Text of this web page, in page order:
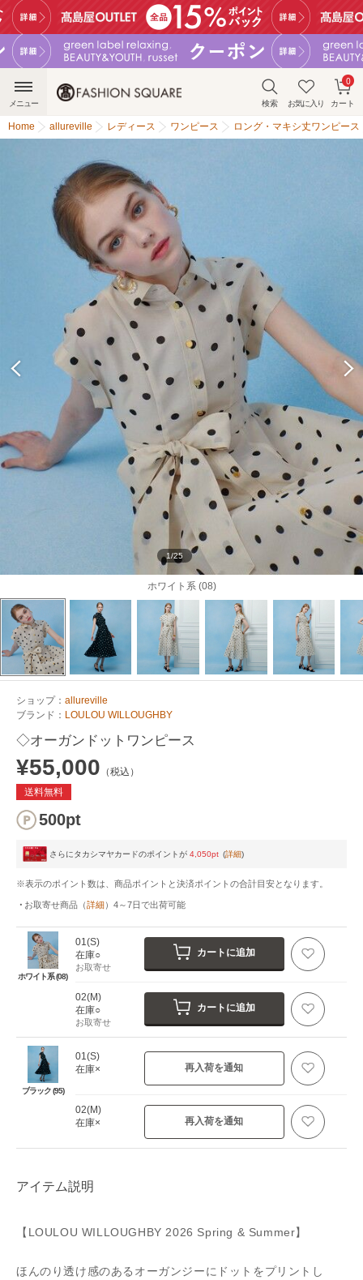
検索 お気に入り カート
0
メニュー
Home allureville レディース ワンピース ロング・マキシ丈ワンピース
ホワイト系 (08)
1/25
ショップ： allureville
ブランド： LOULOU WILLOUGHBY
◇オーガンドットワンピース
¥55,000 （税込）
送料無料
500pt
さらにタカシマヤカードのポイントが 4,050pt (詳細)
※表示のポイント数は、商品ポイントと決済ポイントの合計目安となります。
お取寄せ商品 （詳細） 4～7日で出荷可能
ホワイト系 (08)
01(S)
在庫○
お取寄せ
カートに追加
02(M)
在庫○
お取寄せ
カートに追加
ブラック (95)
01(S)
在庫×
再入荷を通知
02(M)
在庫×
再入荷を通知
アイテム説明
【LOULOU WILLOUGHBY 2026 Spring & Summer】
ほんのり透け感のあるオーガンジーにドットをプリントし